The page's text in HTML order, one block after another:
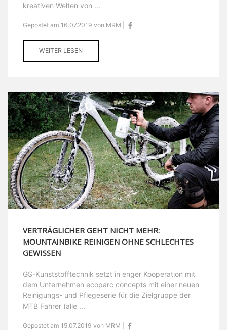
kreativen Welten von ...
Gepostet am 16.07.2019 von MRM |
WEITER LESEN
VERTRÄGLICHER GEHT NICHT MEHR:
MOUNTAINBIKE REINIGEN OHNE SCHLECHTES
GEWISSEN
GS-Kunststofftechnik setzt in enger Kooperation mit
dem Unternehmen ecoparc concepts mit einer neuen
Reinigungs- und Pflegeserie für die Zielgruppe der
MTB Fahrer (alle ...
Gepostet am 15.07.2019 von MRM |